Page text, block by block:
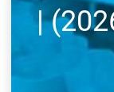
מומלצות (מעודכן 2026) |